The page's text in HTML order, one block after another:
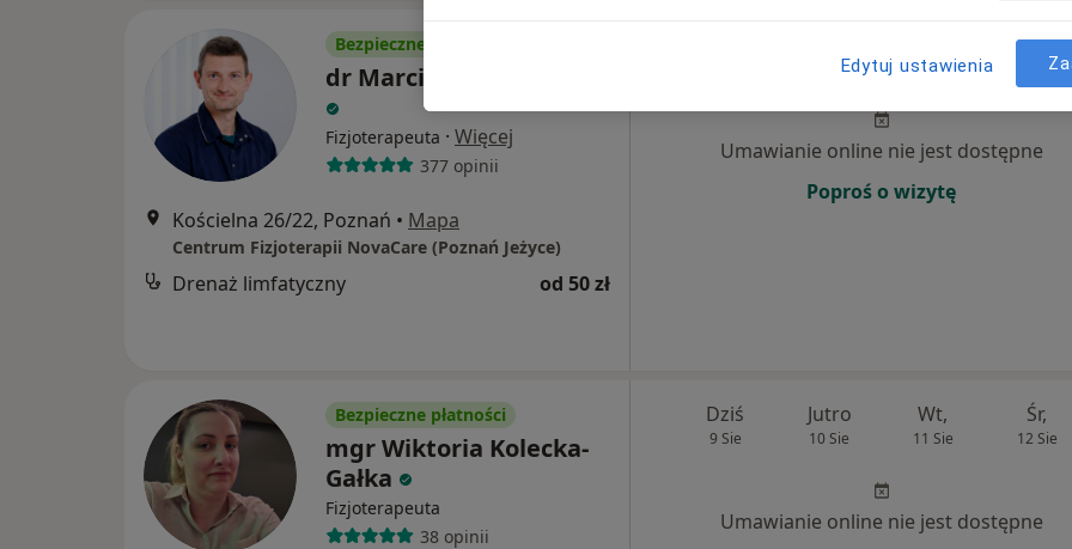
Bezpieczne płatności
dr Marcin Grześkowiak
Fizjoterapeuta · Więcej
377 opinii
Kościelna 26/22, Poznań • Mapa
Centrum Fizjoterapii NovaCare (Poznań Jeżyce)
Drenaż limfatyczny od 50 zł
10 Sie 11 Sie
Śr,
12 Sie
Umawianie online nie jest dostępne
Poproś o wizytę
Bezpieczne płatności
mgr Wiktoria Kolecka-
Gałka
Fizjoterapeuta
38 opinii
Dziś
9 Sie
Jutro
10 Sie
Wt,
11 Sie
Śr,
12 Sie
Umawianie online nie jest dostępne
Edytuj ustawienia